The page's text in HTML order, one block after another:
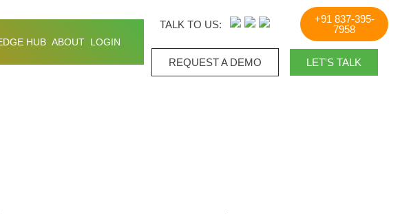
HUB ABOUT LOGIN
TALK TO US:
+91 837-395-
7958
REQUEST A DEMO​ LET'S TALK